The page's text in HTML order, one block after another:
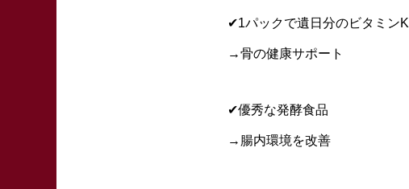
✔︎1パックで遺日分のビタミンK
→骨の健康サポート
✔︎優秀な発酵食品
→腸内環境を改善